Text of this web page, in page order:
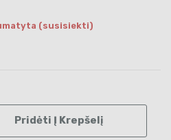
(susisiekti)
Pridėti Į Krepšelį